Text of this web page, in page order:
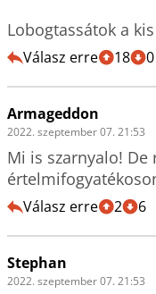
Válasz erre 18 0
Armageddon
2022. szeptember 07. 21:53
Mi is szarnyalo!
Válasz erre 2 6
Stephan
2022. szeptember 07. 21:53